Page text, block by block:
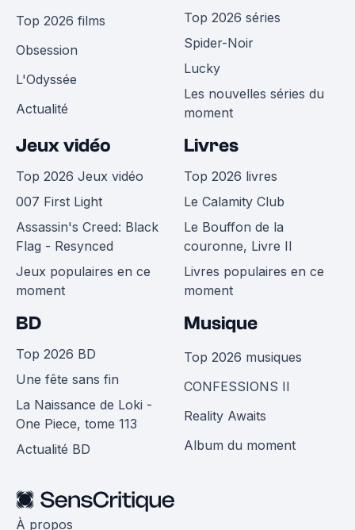
Top 2026 films
Obsession
L'Odyssée
Actualité
Top 2026 séries
Spider-Noir
Lucky
Les nouvelles séries du
moment
Jeux vidéo
Top 2026 Jeux vidéo
007 First Light
Assassin's Creed: Black
Flag - Resynced
Jeux populaires en ce
moment
Livres
Top 2026 livres
Le Calamity Club
Le Bouffon de la
couronne, Livre II
Livres populaires en ce
moment
BD
Top 2026 BD
Une fête sans fin
La Naissance de Loki -
One Piece, tome 113
Actualité BD
Musique
Top 2026 musiques
CONFESSIONS II
Reality Awaits
Album du moment
À propos